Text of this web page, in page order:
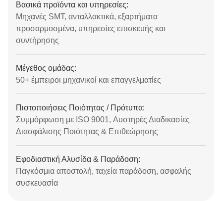
Βασικά προϊόντα και υπηρεσίες:
Μηχανές SMT, ανταλλακτικά, εξαρτήματα
προσαρμοσμένα, υπηρεσίες επισκευής και
συντήρησης
Μέγεθος ομάδας:
50+ έμπειροι μηχανικοί και επαγγελματίες
Πιστοποιήσεις Ποιότητας / Πρότυπα:
Συμμόρφωση με ISO 9001, Αυστηρές Διαδικασίες
Διασφάλισης Ποιότητας & Επιθεώρησης
Εφοδιαστική Αλυσίδα & Παράδοση:
Παγκόσμια αποστολή, ταχεία παράδοση, ασφαλής
συσκευασία